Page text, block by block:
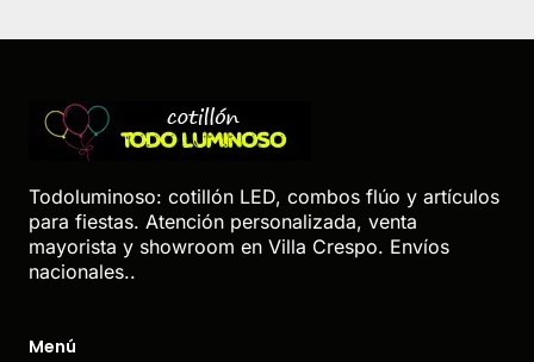
Todoluminoso: cotillón LED, combos flúo y artículos
para fiestas. Atención personalizada, venta
mayorista y showroom en Villa Crespo. Envíos
nacionales..
Menú